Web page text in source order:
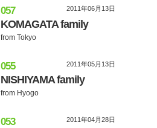
2011年06月13日
057
KOMAGATA family
from Tokyo
2011年05月13日
055
NISHIYAMA family
from Hyogo
2011年04月28日
053